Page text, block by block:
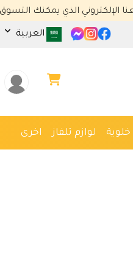
الذي يمكنك التسوق من خلاله
العربية
لوازم تلفاز اخرى